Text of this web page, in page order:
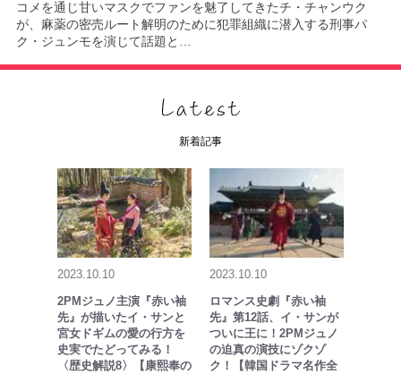
コメを通じ甘いマスクでファンを魅了してきたチ・チャンウク
が、麻薬の密売ルート解明のために犯罪組織に潜入する刑事パ
ク・ジュンモを演じて話題と…
新着記事
2023.10.10
2PMジュノ主演『赤い袖
先』が描いたイ・サンと
宮女ドギムの愛の行方を
史実でたどってみる！
〈歴史解説8〉【康熙奉の
2023.10.10
ロマンス史劇『赤い袖
先』第12話、イ・サンが
ついに王に！2PMジュノ
の迫真の演技にゾクゾ
ク！【韓国ドラマ名作全